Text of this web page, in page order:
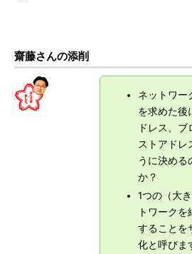
齋藤さんの添削
ネットワー
を求めた後
ドレス、ブ
ストアドレ
うに決める
か？
1つの（大
トワークを
することを
化と呼びま